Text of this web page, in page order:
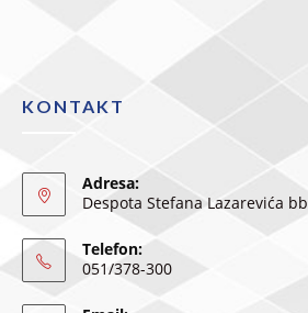
KONTAKT
Adresa:
Despota Stefana Lazarevića bb
Telefon:
051/378-300